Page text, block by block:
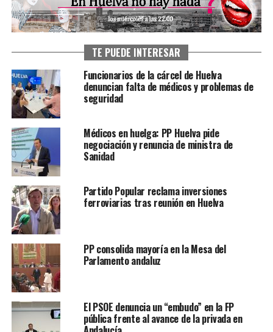
TE PUEDE INTERESAR
Funcionarios de la cárcel de Huelva
denuncian falta de médicos y problemas de
seguridad
Médicos en huelga: PP Huelva pide
negociación y renuncia de ministra de
Sanidad
Partido Popular reclama inversiones
ferroviarias tras reunión en Huelva
PP consolida mayoría en la Mesa del
Parlamento andaluz
El PSOE denuncia un “embudo” en la FP
pública frente al avance de la privada en